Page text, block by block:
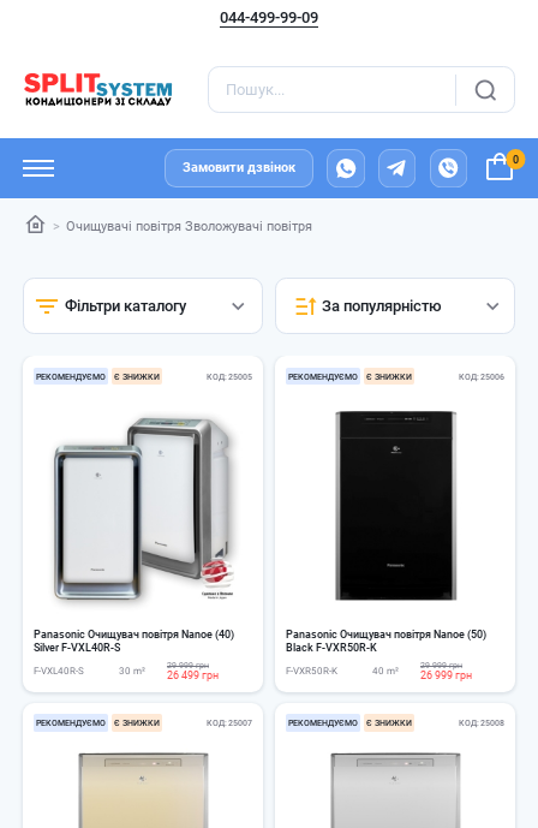
044-499-99-09
Замовити дзвінок
0
Очищувачі повітря Зволожувачі повітря
Фільтри каталогу За популярністю
РЕКОМЕНДУЄМО Є ЗНИЖКИ КОД 25005
Panasonic Очищувач повітря Nanoe (40)
Silver F-VXL40R-S
F-VXL40R-S 30 m² 29 999 грн
26 499 грн
РЕКОМЕНДУЄМО Є ЗНИЖКИ КОД 25006
Panasonic Очищувач повітря Nanoe (50)
Black F-VXR50R-K
F-VXR50R-K 40 m² 29 999 грн
26 999 грн
РЕКОМЕНДУЄМО Є ЗНИЖКИ КОД 25007 РЕКОМЕНДУЄМО Є ЗНИЖКИ КОД 25008